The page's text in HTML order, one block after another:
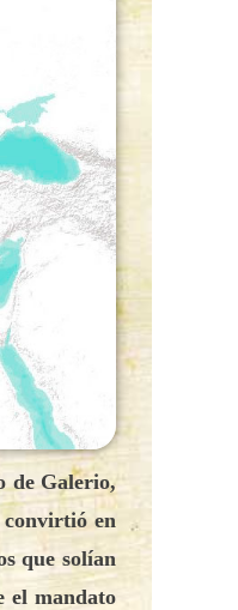
de Galerio,
en
que solían
el mandato